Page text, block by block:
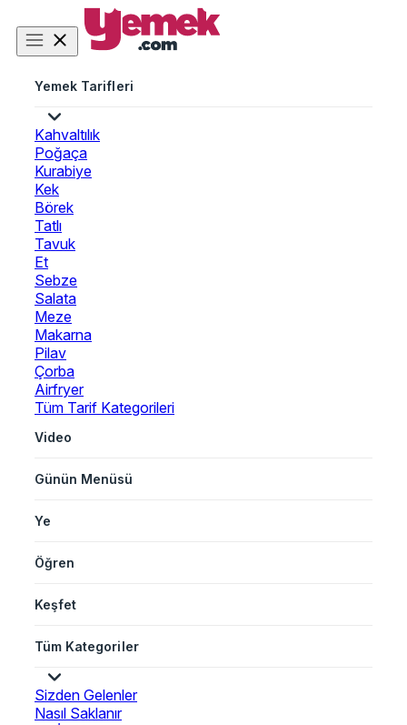
Yemek Tarifleri
Kahvaltılık
Poğaça
Kurabiye
Kek
Börek
Tatlı
Tavuk
Et
Sebze
Salata
Meze
Makarna
Pilav
Çorba
Airfryer
Tüm Tarif Kategorileri
Video
Günün Menüsü
Ye
Öğren
Keşfet
Tüm Kategoriler
Sizden Gelenler
Nasıl Saklanır